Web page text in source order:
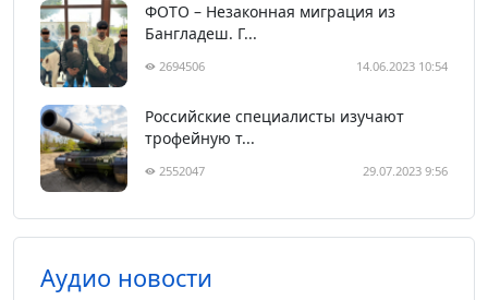
ФОТО – Незаконная миграция из
Бангладеш. Г...
2694506 14.06.2023 10:54
Российские специалисты изучают
трофейную т...
2552047 29.07.2023 9:56
Аудио новости